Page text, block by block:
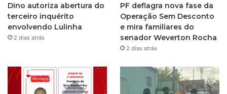
r
m
Dino autoriza abertura do
terceiro inquérito
envolvendo Lulinha
2 dias atrás
PF deflagra nova fase da
Operação Sem Desconto
e mira familiares do
senador Weverton Rocha
2 dias atrás